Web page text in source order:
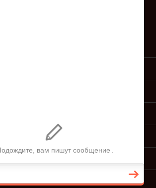
ПОДАЧА ИСКА
КОНСУЛЬТАЦИЯ ЮРИСТА